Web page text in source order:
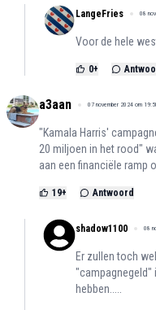
LangeFries 08
Voor de hele
0+
a3aan 07 november 2024 om
"Kamala Harris'
20 miljoen in het rood"
aan een financiële ramp
19+ Antwoord
shadow1100 08
Er zullen toch
"campagnegeld"
hebben.....